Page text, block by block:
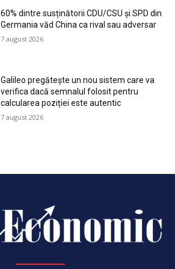
60% dintre susținătorii CDU/CSU și SPD din
Germania văd China ca rival sau adversar
7 august 2026
Galileo pregătește un nou sistem care va
verifica dacă semnalul folosit pentru
calcularea poziției este autentic
7 august 2026